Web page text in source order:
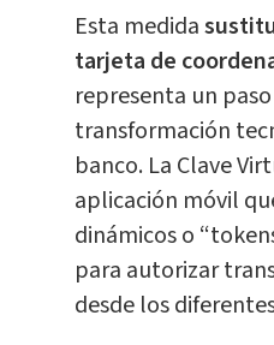
Esta medida
tarjeta de
representa un
transformación
banco. La Clave
aplicación móvil
dinámicos o
para autorizar
desde los